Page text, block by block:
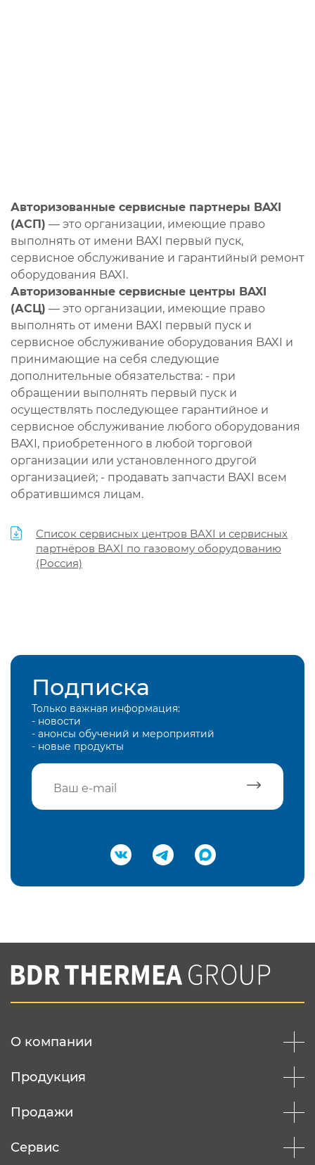
Авторизованные сервисные партнеры BAXI
(АСП) — это организации, имеющие право
выполнять от имени BAXI первый пуск,
сервисное обслуживание и гарантийный ремонт
оборудования BAXI.
Авторизованные сервисные центры BAXI
(АСЦ) — это организации, имеющие право
выполнять от имени BAXI первый пуск и
сервисное обслуживание оборудования BAXI и
принимающие на себя следующие
дополнительные обязательства: - при
обращении выполнять первый пуск и
осуществлять последующее гарантийное и
сервисное обслуживание любого оборудования
BAXI, приобретенного в любой торговой
организации или установленного другой
организацией; - продавать запчасти BAXI всем
обратившимся лицам.
Список сервисных центров BAXI и сервисных
партнёров BAXI по газовому оборудованию
(Россия)
Подписка
Только важная информация:
- новости
- анонсы обучений и мероприятий
- новые продукты
Подтвердить e-mail
Вы соглашаетесь с нашей политикой
конфеденциальности
О компании
Продукция
Продажи
Сервис